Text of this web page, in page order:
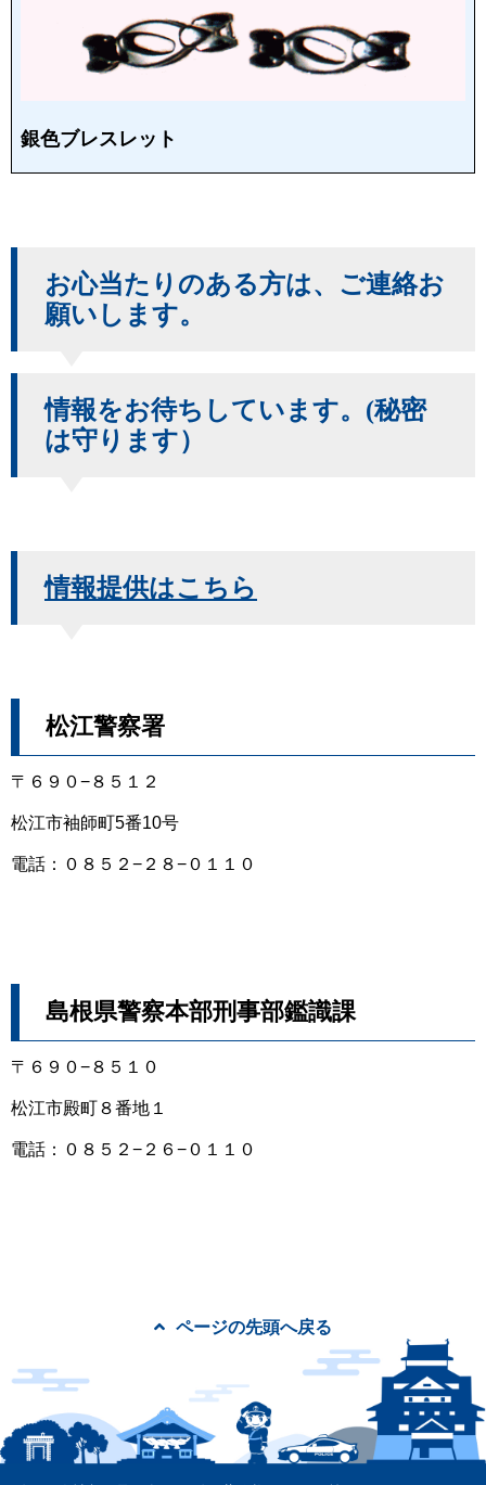
銀色ブレスレット
お心当たりのある方は、ご連絡お
願いします。
情報をお待ちしています。(秘密
は守ります）
情報提供はこちら
松江警察署
〒６９０−８５１２
松江市袖師町5番10号
電話：０８５２−２８−０１１０
島根県警察本部刑事部鑑識課
〒６９０−８５１０
松江市殿町８番地１
電話：０８５２−２６−０１１０
ページの先頭へ戻る